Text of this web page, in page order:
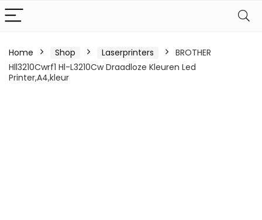
Home Shop Laserprinters
BROTHER
Hll3210Cwrf1 Hl-L3210Cw Draadloze Kleuren Led
Printer,A4,kleur